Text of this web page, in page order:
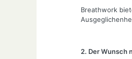
Breathwork
2. Der Wunsch